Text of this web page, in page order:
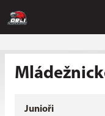
Junioři